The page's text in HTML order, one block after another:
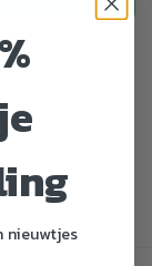
nieuwtjes